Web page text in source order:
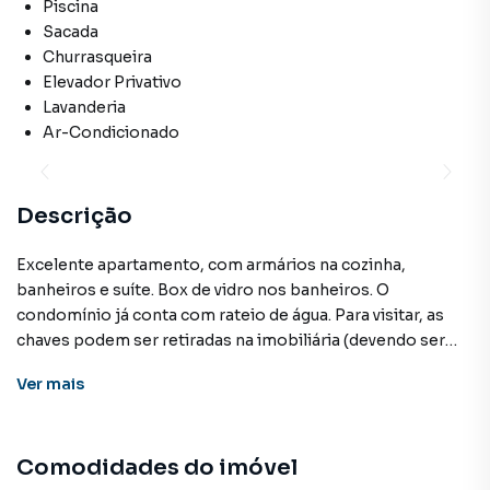
Piscina
Sacada
Churrasqueira
Elevador Privativo
Lavanderia
Ar-Condicionado
Descrição
Excelente apartamento, com armários na cozinha,
banheiros e suíte. Box de vidro nos banheiros. O
condomínio já conta com rateio de água. Para visitar, as
chaves podem ser retiradas na imobiliária (devendo ser
08h até às 12:00 e das 12:00 devolução até as 16:00. Não
residencial.
Ver mais
Comodidades do imóvel